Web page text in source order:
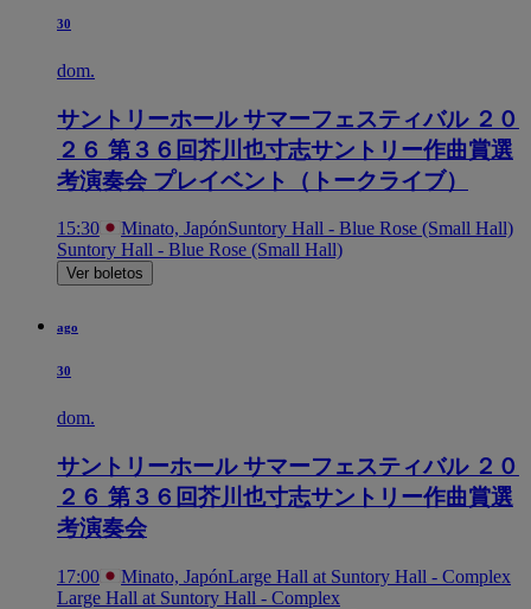
30
dom.
サントリーホール サマーフェスティバル ２０
２６ 第３６回芥川也寸志サントリー作曲賞選
考演奏会 プレイベント（トークライブ）
15:30 Minato, JapónSuntory Hall - Blue Rose (Small Hall)
Suntory Hall - Blue Rose (Small Hall)
Ver boletos
ago
30
dom.
サントリーホール サマーフェスティバル ２０
２６ 第３６回芥川也寸志サントリー作曲賞選
考演奏会
17:00 Minato, JapónLarge Hall at Suntory Hall - Complex
Large Hall at Suntory Hall - Complex